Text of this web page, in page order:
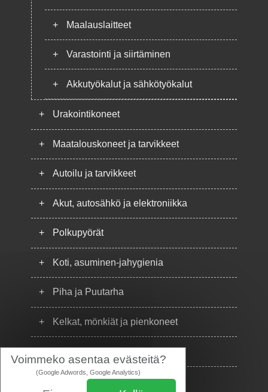
Voimmeko asentaa evästeitä?
(Google Adwords, Google Analytics)
+ Maalauslaitteet
+ Varastointi ja siirtäminen
+ Akkutyökalut ja sähkötyökalut
+ Urakointikoneet
+ Maatalouskoneet ja tarvikkeet
+ Autoilu ja tarvikkeet
+ Akut, autosähkö ja elektroniikka
+ Polkupyörät
+ Koti, asuminen-jahygienia
+ Piha ja Puutarha
+ Kelkat, mönkiät ja pienkoneet